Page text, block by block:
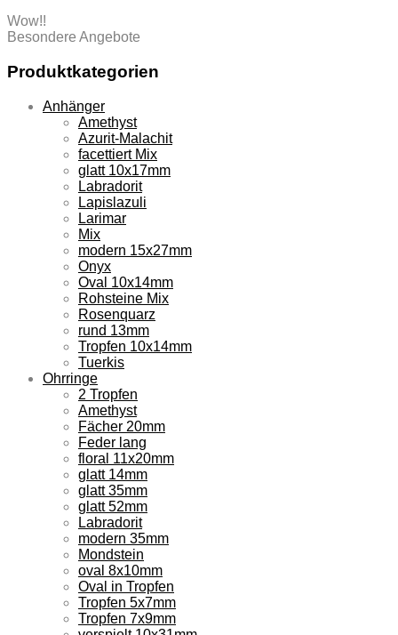
Wow!!
Besondere Angebote
Produktkategorien
Anhänger
Amethyst
Azurit-Malachit
facettiert Mix
glatt 10x17mm
Labradorit
Lapislazuli
Larimar
Mix
modern 15x27mm
Onyx
Oval 10x14mm
Rohsteine Mix
Rosenquarz
rund 13mm
Tropfen 10x14mm
Tuerkis
Ohrringe
2 Tropfen
Amethyst
Fächer 20mm
Feder lang
floral 11x20mm
glatt 14mm
glatt 35mm
glatt 52mm
Labradorit
modern 35mm
Mondstein
oval 8x10mm
Oval in Tropfen
Tropfen 5x7mm
Tropfen 7x9mm